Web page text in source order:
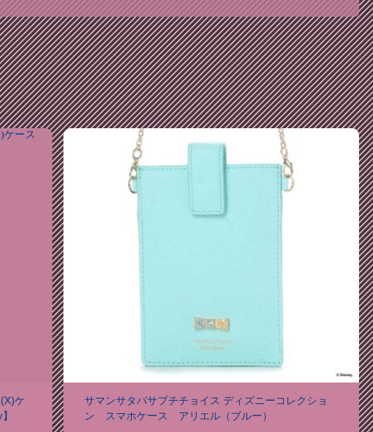
ケ
サマンサタバサプチチョイス ディズニーコレクショ
ン スマホケース アリエル（ブルー）